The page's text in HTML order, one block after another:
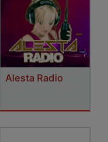
Alesta Radio